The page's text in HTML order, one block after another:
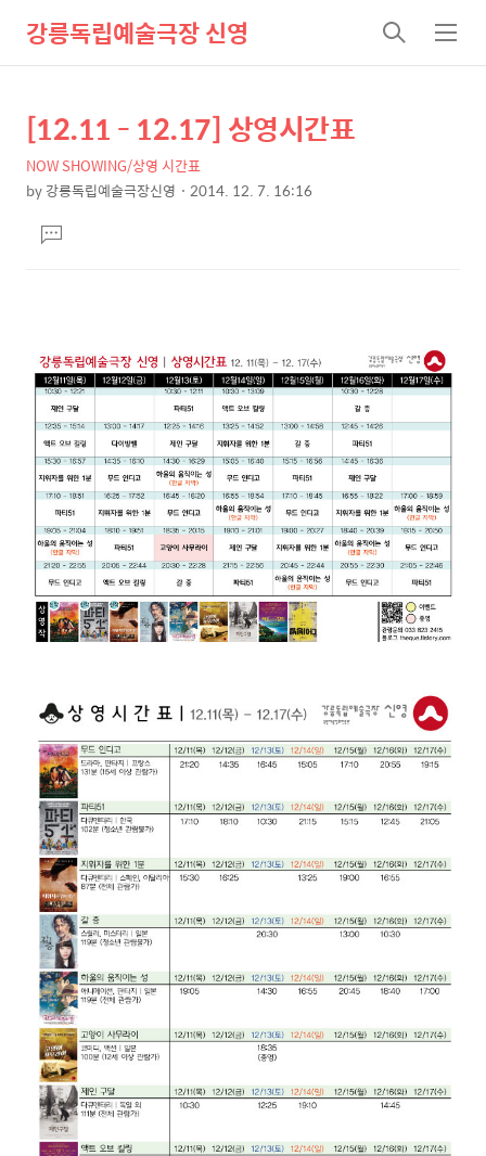
강릉독립예술극장 신영
검
색
메
뉴
상
세
컨
텐
츠
본
문
제
목
[12.11 - 12.17] 상영시간표
NOW SHOWING/상영 시간표
by강릉독립예술극장신영 2014. 12. 7. 16:16
문댓
글